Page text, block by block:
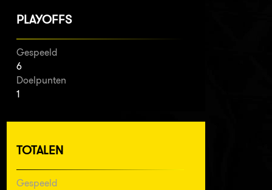
PLAYOFFS
Gespeeld
6
Doelpunten
1
TOTALEN
Gespeeld